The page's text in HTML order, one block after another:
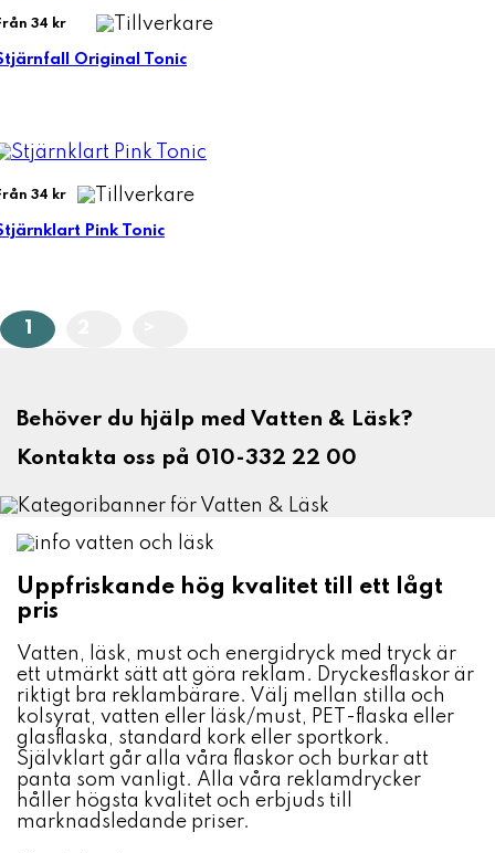
34 kr
Original Tonic
34 kr
Pink Tonic
1
Behöver du hjälp med Vatten & Läsk?
Kontakta oss på 010-332 22 00
Uppfriskande hög kvalitet till ett lågt
pris
Vatten, läsk, must och energidryck med tryck är
ett utmärkt sätt att göra reklam. Dryckesflaskor är
riktigt bra reklambärare. Välj mellan stilla och
kolsyrat, vatten eller läsk/must, PET-flaska eller
glasflaska, standard kork eller sportkork.
Självklart går alla våra flaskor och burkar att
panta som vanligt. Alla våra reklamdrycker
håller högsta kvalitet och erbjuds till
marknadsledande priser.